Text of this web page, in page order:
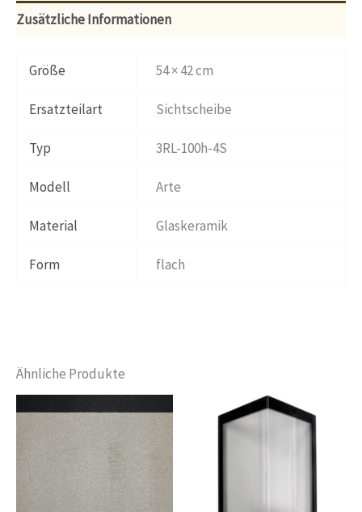
Zusätzliche Informationen
Größe 54 × 42 cm
Ersatzteilart Sichtscheibe
Typ 3RL-100h-4S
Modell Arte
Material Glaskeramik
Form flach
Ähnliche Produkte